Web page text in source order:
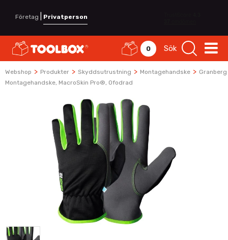
Företag Privatperson
0 Sök
Webshop > Produkter > Skyddsutrustning > Montagehandske > Granberg
Montagehandske, MacroSkin Pro®, Ofodrad